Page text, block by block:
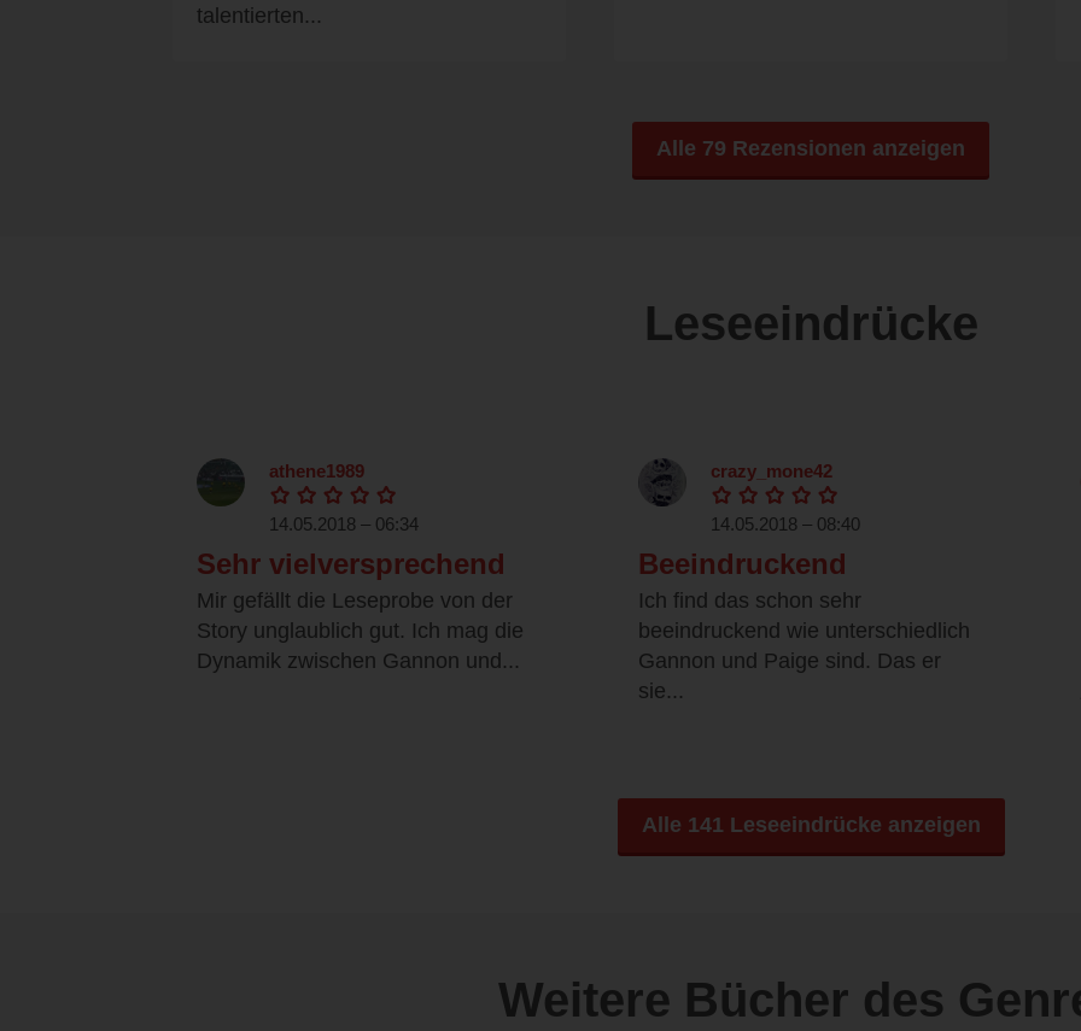
talentierten...
Alle 79 Rezensionen anzeigen
Leseeindrücke
athene1989
14.05.2018 – 06:34
Sehr vielversprechend
Mir gefällt die Leseprobe von der
Story unglaublich gut. Ich mag die
Dynamik zwischen Gannon und...
crazy_mone42
14.05.2018 – 08:40
Beeindruckend
Ich find das schon sehr
beeindruckend wie unterschiedlich
Gannon und Paige sind. Das er
sie...
Alle 141 Leseeindrücke anzeigen
Weitere Bücher des